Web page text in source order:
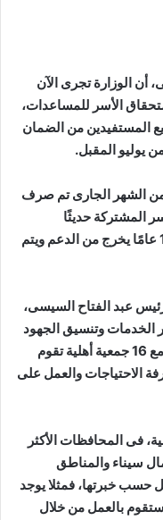
أن الوزارة تجرى الآن
الأسر للمساعدات،
المستفيدين من الضمان
يوليو المقبل.
من الشهر الجارى تم صرف
المشتركة حديثًا
بالبرنامج، منوهة إلى أن من يصل سنه لـ18 عامًا يخرج من الدعم ويتم
عبد الفتاح السيسى،
الخدمات وتنسيق الجهود
للأسر الفقيرة والأكثر احتياجا، ويتم العمل مع 16 جمعية أهلية تقوم
الاحتياجات والعمل على
فى المحافظات الأكثر
سيناء والمناطق
خبرتها، فمثلا يوجد
بالعمل من خلال